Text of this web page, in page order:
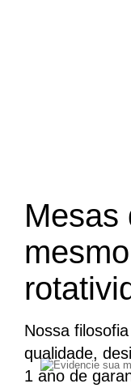
Mesas
Nossa
qualidade,
1 ano de